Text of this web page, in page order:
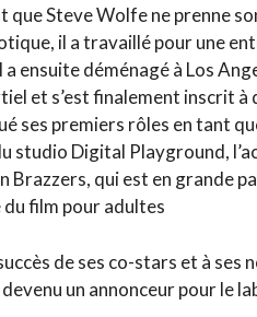
que Steve Wolfe ne prenne
il a travaillé pour une
a ensuite déménagé à Los
et s’est finalement inscrit
ses premiers rôles en tant
studio Digital Playground,
Brazzers, qui est en grande
du film pour adultes
de ses co-stars et à ses
un annonceur pour le